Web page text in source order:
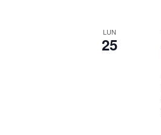
LUN
25